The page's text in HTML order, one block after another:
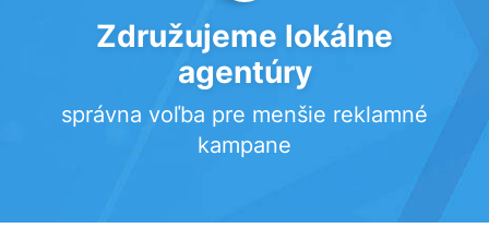
Združujeme lokálne
agentúry
správna voľba pre menšie reklamné
kampane